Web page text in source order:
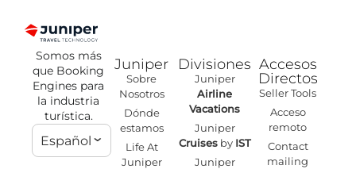
Somos más
que Booking
Engines para
la industria
turística.
Español
Juniper
Sobre
Nosotros
Dónde
estamos
Life At
Juniper
Divisiones
Juniper
Airline
Vacations
Juniper
Cruisesby IST
Juniper
Accesos
Directos
Seller Tools
Acceso
remoto
Contact
mailing